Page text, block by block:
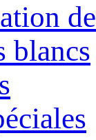
blancs